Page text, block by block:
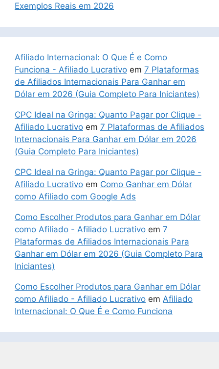
Exemplos Reais em 2026
Afiliado Internacional: O Que É e Como
Funciona - Afiliado Lucrativo em 7 Plataformas
de Afiliados Internacionais Para Ganhar em
Dólar em 2026 (Guia Completo Para Iniciantes)
CPC Ideal na Gringa: Quanto Pagar por Clique -
Afiliado Lucrativo em 7 Plataformas de Afiliados
Internacionais Para Ganhar em Dólar em 2026
(Guia Completo Para Iniciantes)
CPC Ideal na Gringa: Quanto Pagar por Clique -
Afiliado Lucrativo em Como Ganhar em Dólar
como Afiliado com Google Ads
Como Escolher Produtos para Ganhar em Dólar
como Afiliado - Afiliado Lucrativo em 7
Plataformas de Afiliados Internacionais Para
Ganhar em Dólar em 2026 (Guia Completo Para
Iniciantes)
Como Escolher Produtos para Ganhar em Dólar
como Afiliado - Afiliado Lucrativo em Afiliado
Internacional: O Que É e Como Funciona